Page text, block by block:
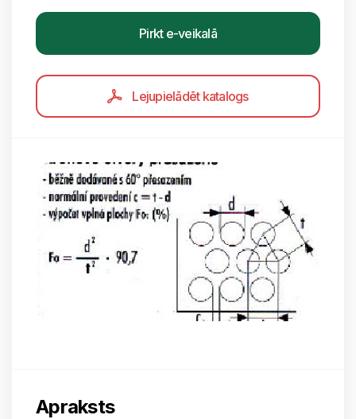
Pirkt e-veikalā
Lejupielādēt katalogs
Apraksts